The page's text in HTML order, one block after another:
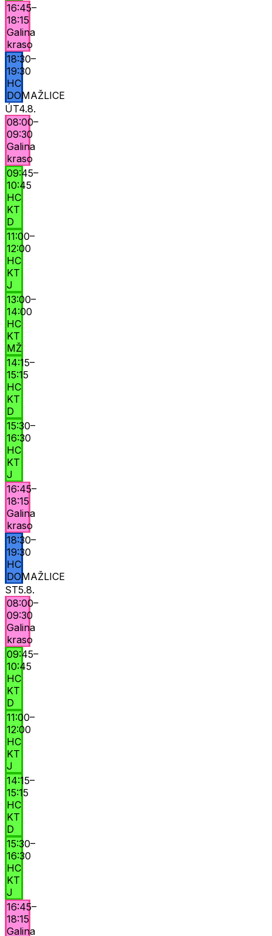
16:45–
18:15
Galina
kraso
18:30–
19:30
HC
DOMAŽLICE
ÚT4.8.
08:00–
09:30
Galina
kraso
09:45–
10:45
HC
KT
D
11:00–
12:00
HC
KT
J
13:00–
14:00
HC
KT
MŽ
14:15–
15:15
HC
KT
D
15:30–
16:30
HC
KT
J
16:45–
18:15
Galina
kraso
18:30–
19:30
HC
DOMAŽLICE
ST5.8.
08:00–
09:30
Galina
kraso
09:45–
10:45
HC
KT
D
11:00–
12:00
HC
KT
J
14:15–
15:15
HC
KT
D
15:30–
16:30
HC
KT
J
16:45–
18:15
Galina